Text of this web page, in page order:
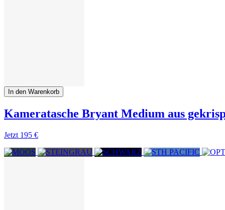
In den Warenkorb
Kameratasche Bryant Medium aus
Jetzt 195 €